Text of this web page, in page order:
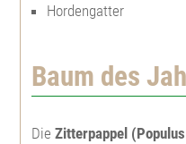
Große Küstentanne
Spitzahorn
Topfpflanzen
Feld- u. Landschaftsgehölze
Kulturpflege
Forstschutz
Hordengatter
Baum des
Die Zitterpappel